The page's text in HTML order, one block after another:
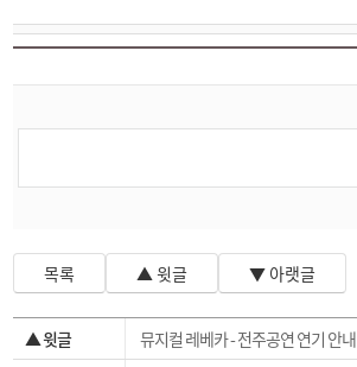
목록 ▲ 윗글 ▼ 아랫글
▲ 윗글
뮤지컬 레베카 - 전주공연 연기 안내